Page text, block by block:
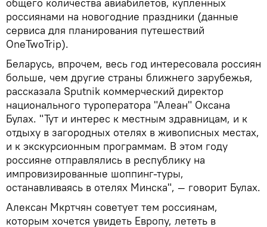
россиянами на новогодние праздники (данные
сервиса для планирования путешествий
OneTwoTrip).
Беларусь, впрочем, весь год интересовала россиян
больше, чем другие страны ближнего зарубежья,
рассказала Sputnik коммерческий директор
национального туроператора "Алеан" Оксана
Булах. "Тут и интерес к местным здравницам, и к
отдыху в загородных отелях в живописных местах,
и к экскурсионным программам. В этом году
россияне отправлялись в республику на
импровизированные шоппинг-туры,
останавливаясь в отелях Минска", — говорит Булах.
Алексан Мкртчян советует тем россиянам,
которым хочется увидеть Европу, лететь в